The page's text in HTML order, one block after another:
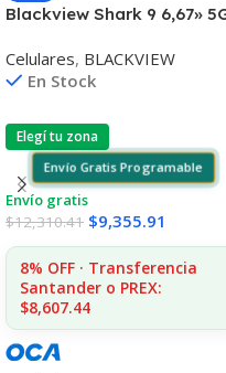
Blackview Shark 9 6,67»
Celulares, BLACKVIEW
En Stock
Elegí tu zona
Envío Gratis Programable
Envío gratis
$12,310.41 $9,355.91
8% OFF · Transferencia
Santander o PREX:
$8,607.44